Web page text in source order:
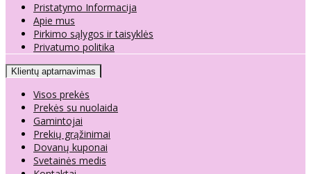
Pristatymo Informacija
Apie mus
Pirkimo sąlygos ir taisyklės
Privatumo politika
Klientų aptarnavimas
Visos prekės
Prekės su nuolaida
Gamintojai
Prekių grąžinimai
Dovanų kuponai
Svetainės medis